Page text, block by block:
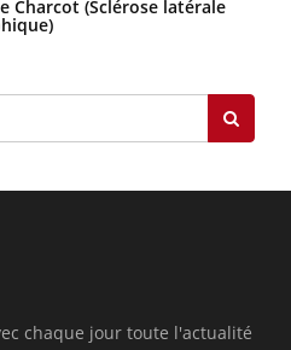
Charcot (Sclérose latérale
chaque jour toute l'actualité